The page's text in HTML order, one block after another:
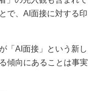
で、AI面接に対する印
「AI面接」という新し
傾向にあることは事実